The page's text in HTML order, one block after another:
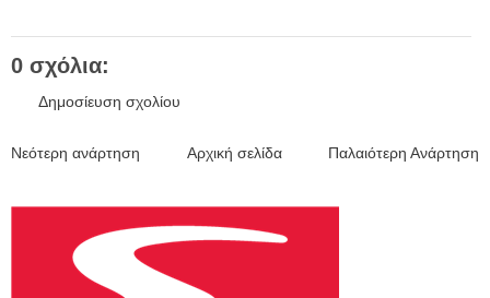
0 σχόλια:
Δημοσίευση σχολίου
Νεότερη ανάρτηση Παλαιότερη Ανάρτηση
Αρχική σελίδα